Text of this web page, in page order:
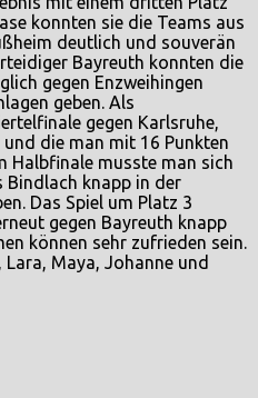
konnten sie die Teams aus
deutlich und souverän
Bayreuth konnten die
gegen Enzweihingen
geben. Als
gegen Karlsruhe,
die man mit 16 Punkten
Halbfinale musste man sich
Bindlach knapp in der
Das Spiel um Platz 3
gegen Bayreuth knapp
können sehr zufrieden sein.
Lara, Maya, Johanne und